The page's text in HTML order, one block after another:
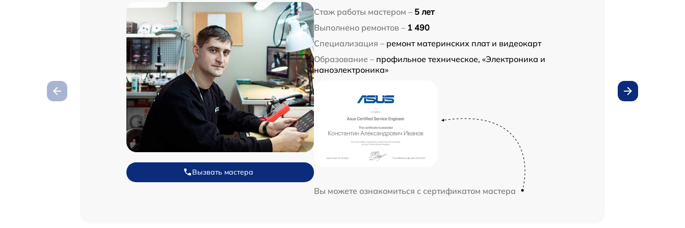
Вызвать мастера
Стаж работы мастером – 5 лет
Выполнено ремонтов – 1 490
Специализация – ремонт материнских плат и видеокарт
Образование – профильное техническое, «Электроника и
наноэлектроника»
Вы можете ознакомиться с сертификатом мастера